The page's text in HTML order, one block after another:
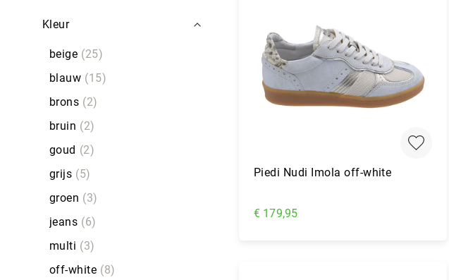
Piedi Nudi Imola off-white
€ 179,95
Kleur
beige
25
blauw
15
brons
2
bruin
2
goud
2
grijs
5
groen
3
jeans
6
multi
3
off-white
8